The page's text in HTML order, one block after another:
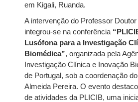
em Kigali, Ruanda.
A intervenção do Professor
integrou-se na conferência
Lusófona para a Investigação
Biomédica”, organizada pela
Investigação Clínica e Inovação
de Portugal, sob a coordenação
Almeida Pereira. O evento
de atividades da PLICIB, uma